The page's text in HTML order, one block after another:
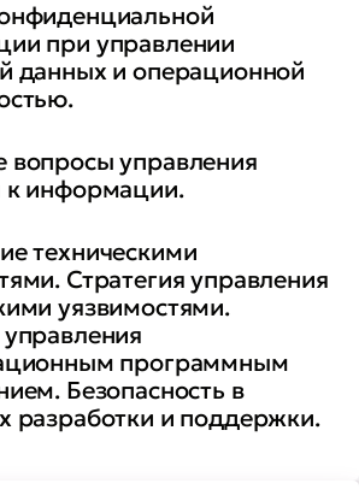
при управлении
данных и операционной
вопросы управления
к информации.
техническими
Стратегия управления
уязвимостями.
программным
Безопасность в
разработки и поддержки.